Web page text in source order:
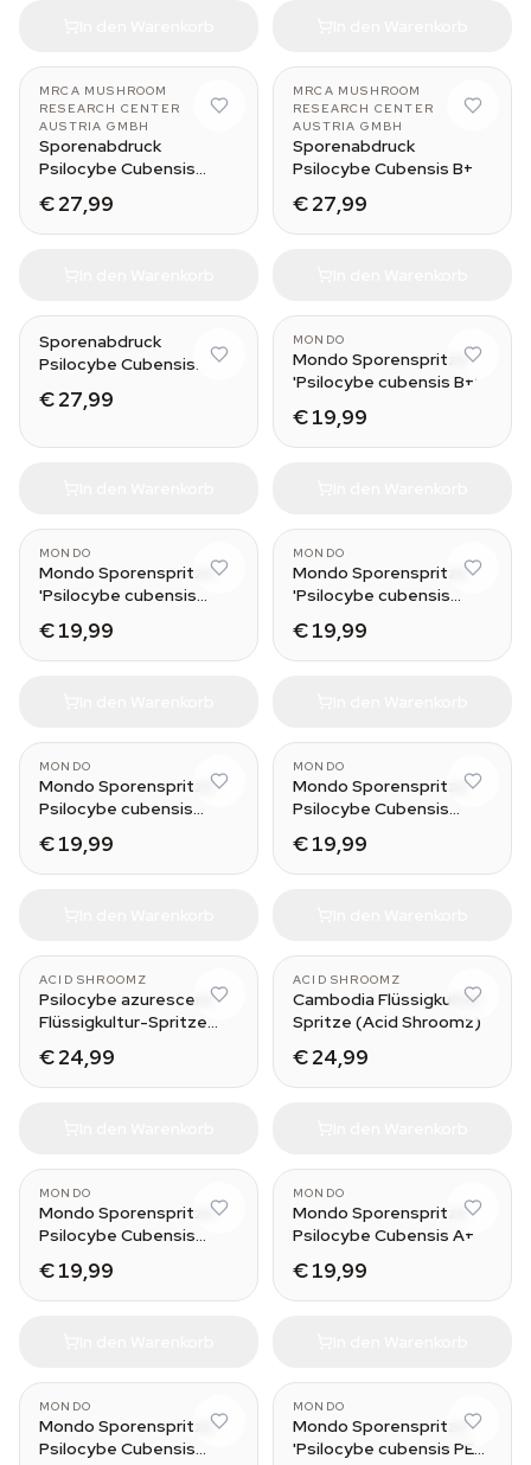
MRCA MUSHROOM
RESEARCH CENTER
AUSTRIA GMBH
Sporenabdruck
Psilocybe Cubensis
€ 27,99
MRCA MUSHROOM
RESEARCH CENTER
AUSTRIA GMBH
Sporenabdruck
Psilocybe Cubensis B+
€ 27,99
Sporenabdruck
Psilocybe Cubensis
€ 27,99
MONDO
Mondo Sporenspritze
'Psilocybe cubensis B+'
€ 19,99
MONDO
Mondo Sporenspritze
'Psilocybe cubensis
€ 19,99
MONDO
Mondo Sporenspritze
'Psilocybe cubensis
€ 19,99
MONDO
Mondo Sporenspritze
Psilocybe cubensis
€ 19,99
MONDO
Mondo Sporenspritze
Psilocybe Cubensis
€ 19,99
ACID SHROOMZ
Psilocybe azurescens
Flüssigkultur-Spritze
€ 24,99
ACID SHROOMZ
Cambodia Flüssigkultur-
Spritze (Acid Shroomz)
€ 24,99
MONDO
Mondo Sporenspritze
Psilocybe Cubensis
€ 19,99
MONDO
Mondo Sporenspritze
Psilocybe Cubensis A+
€ 19,99
MONDO
Mondo Sporenspritze
Psilocybe Cubensis
MONDO
Mondo Sporenspritze
'Psilocybe cubensis PES